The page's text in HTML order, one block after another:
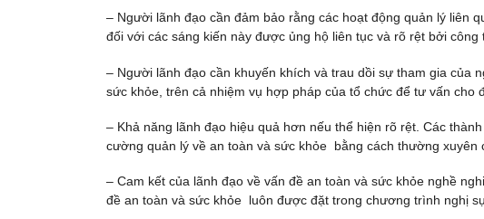
– Người lãnh đạo cần đảm bảo rằng các hoạt động quản lý liên
đối với các sáng kiến này được ủng hộ liên tục và rõ rệt bởi công
– Người lãnh đạo cần khuyến khích và trau dồi sự tham gia của
sức khỏe, trên cả nhiệm vụ hợp pháp của tổ chức để tư vấn cho
– Khả năng lãnh đạo hiệu quả hơn nếu thể hiện rõ rệt. Các
cường quản lý về an toàn và sức khỏe bằng cách thường
– Cam kết của lãnh đạo về vấn đề an toàn và sức khỏe nghề
đề an toàn và sức khỏe luôn được đặt trong chương trình nghị